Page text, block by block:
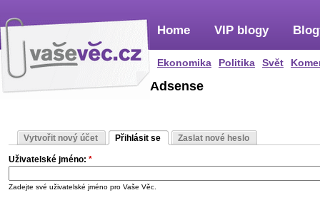
Home
Ekonomika Politika Svět
VIP blogy
Adsense
Vytvořit nový účet Přihlásit se Zaslat nové heslo
Uživatelské jméno: *
Zadejte své uživatelské jméno pro Vaše Věc.